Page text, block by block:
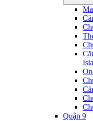
Quận 9